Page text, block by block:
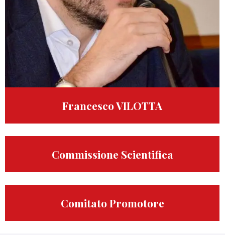
Francesco VILOTTA
Commissione Scientifica
Comitato Promotore